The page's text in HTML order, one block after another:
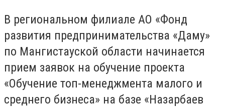
В региональном филиале АО «Фонд
развития предпринимательства «Даму»
по Мангистауской области начинается
прием заявок на обучение проекта
«Обучение топ-менеджмента малого и
среднего бизнеса» на базе «Назарбаев